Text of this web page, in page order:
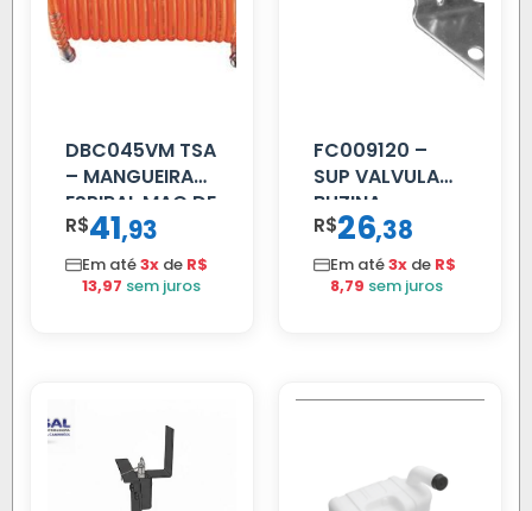
DBC045VM TSA
– MANGUEIRA
ESPIRAL MAO DE
AMIGO UNIV 16
MM 4.5MTS
VERMELHA
R$41,93
Em até3x de R$
13,97 sem juros
FC009120 –
SUP VALVULA
BUZINA
C/ALAVANCA
R$26,38
Em até3x de R$
8,79 sem juros